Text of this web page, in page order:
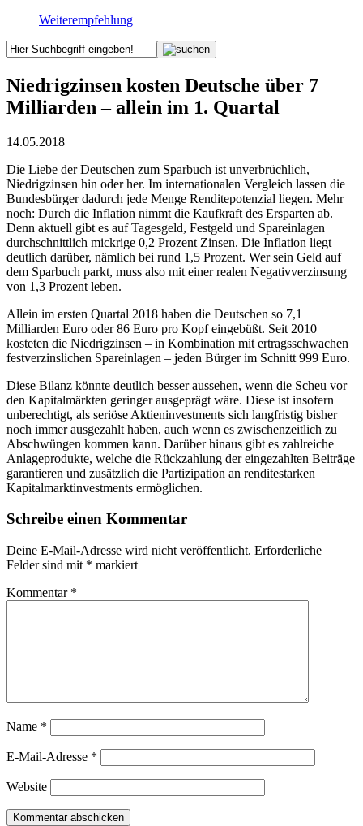
Weiterempfehlung
Niedrigzinsen kosten Deutsche über 7
Milliarden – allein im 1. Quartal
14.05.2018
Die Liebe der Deutschen zum Sparbuch ist unverbrüchlich,
Niedrigzinsen hin oder her. Im internationalen Vergleich lassen die
Bundesbürger dadurch jede Menge Renditepotenzial liegen. Mehr
noch: Durch die Inflation nimmt die Kaufkraft des Ersparten ab.
Denn aktuell gibt es auf Tagesgeld, Festgeld und Spareinlagen
durchschnittlich mickrige 0,2 Prozent Zinsen. Die Inflation liegt
deutlich darüber, nämlich bei rund 1,5 Prozent. Wer sein Geld auf
dem Sparbuch parkt, muss also mit einer realen Negativverzinsung
von 1,3 Prozent leben.
Allein im ersten Quartal 2018 haben die Deutschen so 7,1
Milliarden Euro oder 86 Euro pro Kopf eingebüßt. Seit 2010
kosteten die Niedrigzinsen – in Kombination mit ertragsschwachen
festverzinslichen Spareinlagen – jeden Bürger im Schnitt 999 Euro.
Diese Bilanz könnte deutlich besser aussehen, wenn die Scheu vor
den Kapitalmärkten geringer ausgeprägt wäre. Diese ist insofern
unberechtigt, als seriöse Aktieninvestments sich langfristig bisher
noch immer ausgezahlt haben, auch wenn es zwischenzeitlich zu
Abschwüngen kommen kann. Darüber hinaus gibt es zahlreiche
Anlageprodukte, welche die Rückzahlung der eingezahlten Beiträge
garantieren und zusätzlich die Partizipation an renditestarken
Kapitalmarktinvestments ermöglichen.
Schreibe einen Kommentar
Deine E-Mail-Adresse wird nicht veröffentlicht. Erforderliche
Felder sind mit * markiert
Kommentar *
Name *
E-Mail-Adresse *
Website